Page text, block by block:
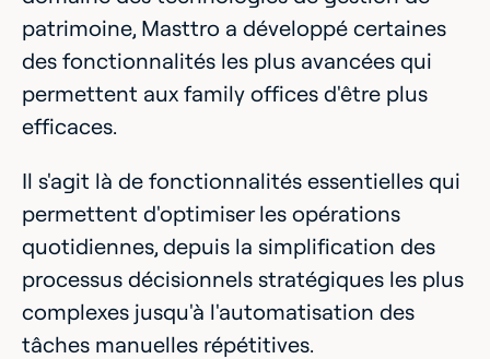
patrimoine, Masttro a développé certaines
des fonctionnalités les plus avancées qui
permettent aux family offices d'être plus
efficaces.
Il s'agit là de fonctionnalités essentielles qui
permettent d'optimiser les opérations
quotidiennes, depuis la simplification des
processus décisionnels stratégiques les plus
complexes jusqu'à l'automatisation des
tâches manuelles répétitives.